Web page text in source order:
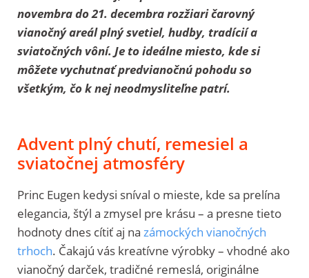
novembra do 21. decembra rozžiari čarovný
vianočný areál plný svetiel, hudby, tradícií a
sviatočných vôní. Je to ideálne miesto, kde si
môžete vychutnať predvianočnú pohodu so
všetkým, čo k nej neodmysliteľne patrí.
Advent plný chutí, remesiel a
sviatočnej atmosféry
Princ Eugen kedysi sníval o mieste, kde sa prelína
elegancia, štýl a zmysel pre krásu – a presne tieto
hodnoty dnes cítiť aj na zámockých vianočných
trhoch. Čakajú vás kreatívne výrobky – vhodné ako
vianočný darček, tradičné remeslá, originálne